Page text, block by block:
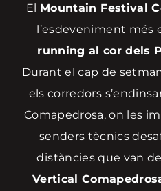
El Mountain Festival
l’esdeveniment
running al cor dels
Durant el cap de
els corredors
Comapedrosa, on les
senders tècnics
distàncies que van
Vertical